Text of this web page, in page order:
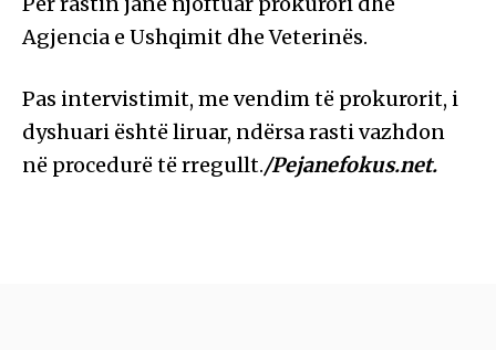
Agjencia e Ushqimit dhe Veterinës.
Pas intervistimit, me vendim të prokurorit, i
dyshuari është liruar, ndërsa rasti vazhdon
në procedurë të rregullt./Pejanefokus.net.